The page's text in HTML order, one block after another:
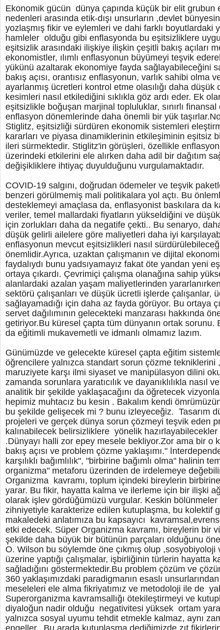
Ekonomik gücün dünya çapında küçük bir elit grubun
nedenleri arasında etik-dışı unsurların ,devlet
yozlaşmış fikir ve eylemleri ve dahi farklı boyutlardaki
hamleler olduğu gibi enflasyonda bu eşitsizliklere
eşitsizlik arasındaki ilişkiye ilişkin çeşitli bakış açıları
ekonomistler, ılımlı enflasyonun büyümeyi teşvik
yükünü azaltarak ekonomiye fayda sağlayabileceğini
bakış açısı, orantısız enflasyonun, varlık sahibi olma
ayarlanmış ücretleri kontrol etme olasılığı daha
kesimleri nasıl etkilediğini sıklıkla göz ardı eder. Ek
eşitsizlikle boğuşan marjinal topluluklar, sınırlı finansal
enflasyon dönemlerinde daha önemli bir yük
Stiglitz, eşitsizliği sürdüren ekonomik sistemleri
kararları ve piyasa dinamiklerinin etkileşiminin eşitsiz
ileri sürmektedir. Stiglitz'in görüşleri, özellikle
üzerindeki etkilerini ele alırken daha adil bir dağıtım
değişikliklere ihtiyaç duyulduğunu vurgulamaktadır.
COVID-19 salgını, doğrudan ödemeler ve teşvik
benzeri görülmemiş mali politikalara yol açtı. Bu
desteklemeyi amaçlasa da, enflasyonist baskılara da
veriler, temel mallardaki fiyatların yükseldiğini ve
için zorlukları daha da negatife çekti.. Bu senaryo,
düşük gelirli ailelere göre maliyetleri daha iyi
enflasyonun mevcut eşitsizlikleri nasıl
önemlidir.Ayrıca, uzaktan çalışmanın ve dijital
faydalıydı bunu yadsıyamayız fakat öte yandan yeni
ortaya çıkardı. Çevrimiçi çalışma olanağına sahip
alanlardaki azalan yaşam maliyetlerinden
sektörü çalışanları ve düşük ücretli işlerde çalışanlar,
sağlayamadığı için daha az fayda görüyor. Bu ortaya
servet dağılımının gelecekteki manzarası hakkında
getiriyor.Bu küresel çapta tüm dünyanın ortak sorunu.
da eğitimli mukavemetli ve idmanlı olmamız lazım.
Günümüzde ve gelecekte küresel çapta eğitim
öğrencilere yalnızca standart sorun çözme
maruziyete karşı ilmi siyaset ve manipülasyon dilini
zamanda sorunlara yaratıcılık ve dayanıklılıkla nasıl
analitik bir şekilde yaklaşacağını da öğretecek
hepimiz muhtacız bu kesin . Bakalım kendi
bu şekilde gelişecek mi ? bunu izleyeceğiz. Tasarım
projeleri ve gerçek dünya sorun çözmeyi teşvik eden
kalınabilecek belirsizliklere yönelik
.Dünyayı halli zor epey mesele bekliyor.Zor ama bir o
bakış açısı ve problem çözme yaklaşımı."
karşılıklı bağımlılık", "birbirine bağımlı olma" halinin
organizma" metaforu üzerinden de irdelemeye
Organizma kavramı, toplum içindeki bireylerin birbirine
yarar. Bu fikir, hayatta kalma ve ilerleme için bir ilişki
olarak işlev gördüğümüzü vurgular. Keskin
zihniyetiyle karakterize edilen kutuplaşma, bu kolektif
makaledeki anlatımıza bu kapsayıcı
etki edecek. Süper Organizma kavramı, bireylerin bir
şekilde daha büyük bir bütünün parçaları olduğunu
O. Wilson bu söylemde öne çıkmış olup
üzerine yaptığı çalışmalar, işbirliğinin türlerin hayatta
sağladığını göstermektedir.Bu problem çözüm ve
360 yaklaşımızdaki paradigmanın esaslı
meseleleri ele alma fikriyatımız ve metodoloji ile de
Superorganizma kavramsallığı ötekileştirmeyi ve
diyaloğun nadir olduğu negativitesi yüksek ortam
yalnızca sosyal uyumu tehdit etmekle kalmaz, aynı
engeller. .Bu arada kutuplaşma dediğimizde zıt